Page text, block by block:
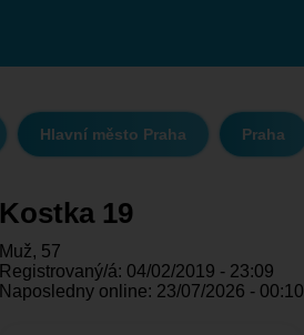
Hlavní město Praha Praha
Kostka 19
Muž, 57
Registrovaný/á: 04/02/2019 - 23:09
Naposledny online: 23/07/2026 - 00:10